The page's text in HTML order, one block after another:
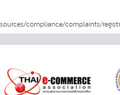
compliance/complaints/